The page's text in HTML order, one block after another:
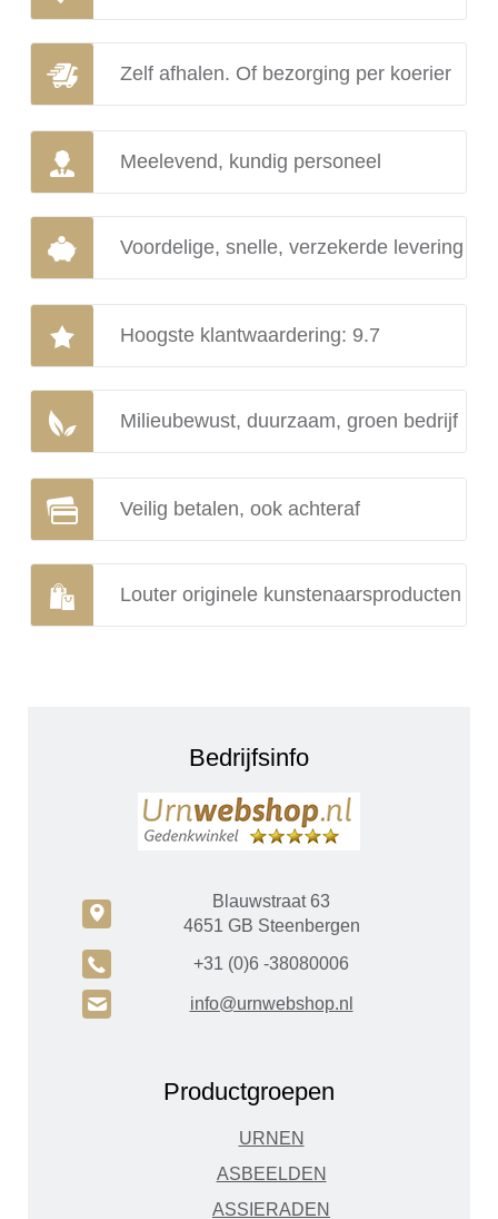
Zelf afhalen. Of bezorging per koerier
Meelevend, kundig personeel
Voordelige, snelle, verzekerde levering
Hoogste klantwaardering: 9.7
Milieubewust, duurzaam, groen bedrijf
Veilig betalen, ook achteraf
Louter originele kunstenaarsproducten
Bedrijfsinfo
c
Blauwstraat 63
4651 GB Steenbergen
A +31 (0)6 -38080006
H info@urnwebshop.nl
Productgroepen
URNEN
ASBEELDEN
ASSIERADEN